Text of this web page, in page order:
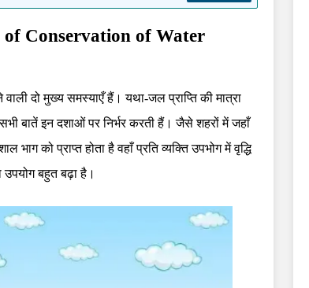
of Conservation of Water
दो मुख्य समस्याएँ हैं। यथा-जल प्राप्ति की मात्रा
बातें इन दशाओं पर निर्भर करती हैं। जैसे शहरों में जहाँ
को प्राप्त होता है वहाँ प्रति व्यक्ति उपभोग में वृद्धि
बहुत बढ़ा है।